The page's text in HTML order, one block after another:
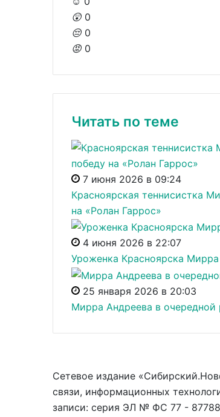
😲 0
😔 0
😡 0
Читать по теме
7 июня 2026 в 09:24
Красноярская теннисистка
на «Ролан Гаррос»
4 июня 2026 в 22:07
Уроженка Красноярска
25 января 2026 в 20:03
Мирра Андреева в очередной
Сетевое издание
связи, информационных
записи: серия ЭЛ № ФС 77 -